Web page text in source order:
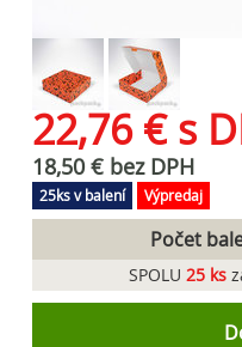
22,76 € s
18,50 € bez DPH
25ks v balení Výpredaj
Počet
SPOLU 25 ks